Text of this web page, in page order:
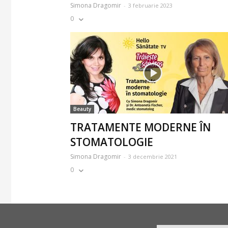
Simona Dragomir - 3 februarie 2023
0
Beauty
TRATAMENTE MODERNE ÎN
STOMATOLOGIE
Simona Dragomir - 3 decembrie 2021
0